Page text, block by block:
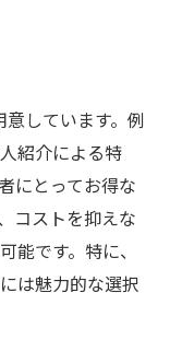
しています。例
紹介による特
にとってお得な
コストを抑えな
能です。特に、
は魅力的な選択